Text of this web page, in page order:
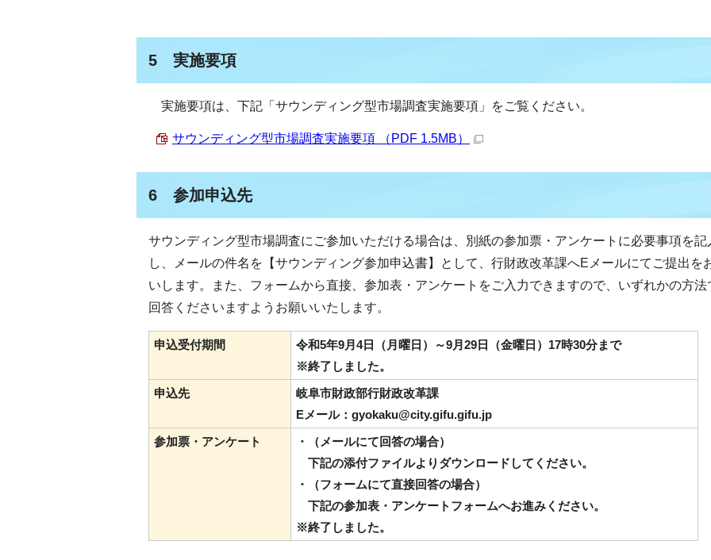
5 実施要項
実施要項は、下記「サウンディング型市場調査実施要項」をご覧ください。
サウンディング型市場調査実施要項 （PDF 1.5MB）
6 参加申込先
サウンディング型市場調査にご参加いただける場合は、別紙の参加票・アンケートに必要事項を記
し、メールの件名を【サウンディング参加申込書】として、行財政改革課へEメールにてご提出を
いします。また、フォームから直接、参加表・アンケートをご入力できますので、いずれかの方法
回答くださいますようお願いいたします。
申込受付期間
令和5年9月4日（月曜日）～9月29日（金曜日）17時30分まで
※終了しました。
申込先
岐阜市財政部行財政改革課
Eメール：gyokaku@city.gifu.gifu.jp
参加票・アンケート
・（メールにて回答の場合）
下記の添付ファイルよりダウンロードしてください。
・（フォームにて直接回答の場合）
下記の参加表・アンケートフォームへお進みください。
※終了しました。